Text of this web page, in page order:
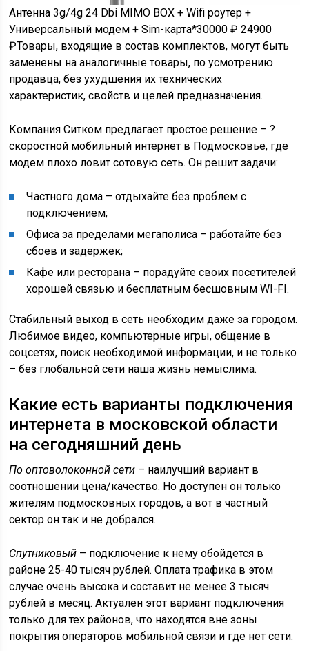
Антенна 3g/4g 24 Dbi MIMO BOX + Wifi роутер +
Универсальный модем + Sim-карта*30000 ₽24900
₽Товары, входящие в состав комплектов, могут быть
заменены на аналогичные товары, по усмотрению
продавца, без ухудшения их технических
характеристик, свойств и целей предназначения.
Компания Ситком предлагает простое решение – ?
скоростной мобильный интернет в Подмосковье, где
модем плохо ловит сотовую сеть. Он решит задачи:
Частного дома – отдыхайте без проблем с
подключением;
Офиса за пределами мегаполиса – работайте без
сбоев и задержек;
Кафе или ресторана – порадуйте своих посетителей
хорошей связью и бесплатным бесшовным WI-FI.
Стабильный выход в сеть необходим даже за городом.
Любимое видео, компьютерные игры, общение в
соцсетях, поиск необходимой информации, и не только
– без глобальной сети наша жизнь немыслима.
Какие есть варианты подключения
интернета в московской области
на сегодняшний день
По оптоволоконной сети – наилучший вариант в
соотношении цена/качество. Но доступен он только
жителям подмосковных городов, а вот в частный
сектор он так и не добрался.
Спутниковый – подключение к нему обойдется в
районе 25-40 тысяч рублей. Оплата трафика в этом
случае очень высока и составит не менее 3 тысяч
рублей в месяц. Актуален этот вариант подключения
только для тех районов, что находятся вне зоны
покрытия операторов мобильной связи и где нет сети.